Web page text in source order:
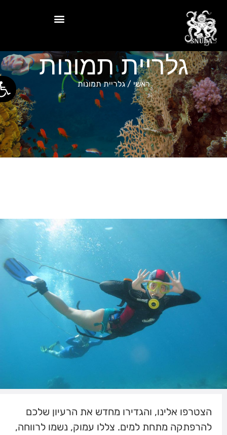
פתח גלריית תמונות
ראשי/גלריית תמונות
הצטרפו אלינו, והגדירו מחדש את הרעיון שלכם
להרפתקה מתחת למים. צללו עמוק, נשמו לרווחה,